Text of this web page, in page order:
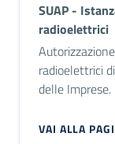
SUAP -
radioelettrici
radioelettrici
delle Imprese.
VAI ALLA